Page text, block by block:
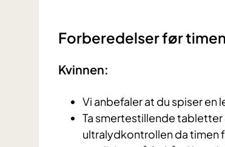
Forberedelser før timen
Kvinnen:
Vi anbefaler at du spiser en
Ta smertestillende
ultralydkontrollen da timen